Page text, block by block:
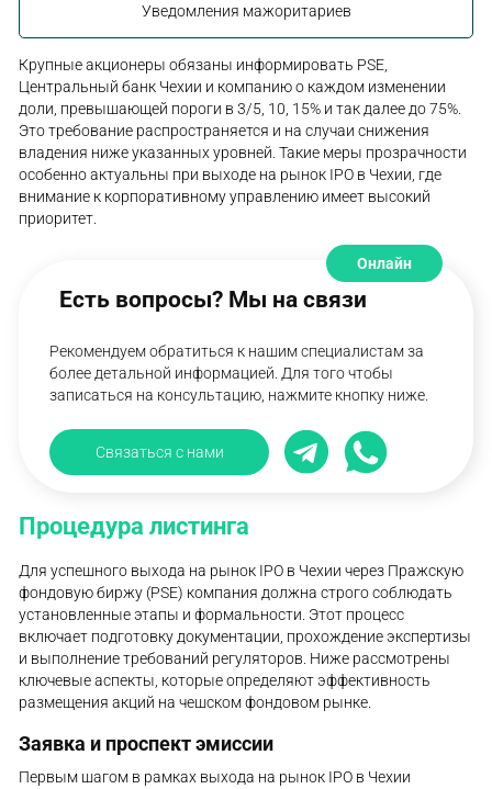
Уведомления мажоритариев
Крупные акционеры обязаны информировать PSE,
Центральный банк Чехии и компанию о каждом изменении
доли, превышающей пороги в 3/5, 10, 15% и так далее до 75%.
Это требование распространяется и на случаи снижения
владения ниже указанных уровней. Такие меры прозрачности
особенно актуальны при выходе на рынок IPO в Чехии, где
внимание к корпоративному управлению имеет высокий
приоритет.
Есть вопросы? Мы на связи
Рекомендуем обратиться к нашим специалистам за
более детальной информацией. Для того чтобы
записаться на консультацию, нажмите кнопку ниже.
Связаться с нами
Онлайн
Процедура листинга
Для успешного выхода на рынок IPO в Чехии через Пражскую
фондовую биржу (PSE) компания должна строго соблюдать
установленные этапы и формальности. Этот процесс
включает подготовку документации, прохождение экспертизы
и выполнение требований регуляторов. Ниже рассмотрены
ключевые аспекты, которые определяют эффективность
размещения акций на чешском фондовом рынке.
Заявка и проспект эмиссии
Первым шагом в рамках выхода на рынок IPO в Чехии